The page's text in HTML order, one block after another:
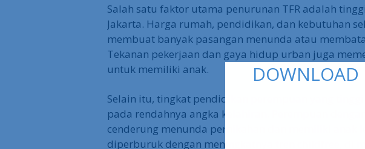
DOWNLOAD
Salah satu faktor utama penurunan TFR adalah
Jakarta. Harga rumah, pendidikan, dan kebutuhan
membuat banyak pasangan menunda atau
Tekanan pekerjaan dan gaya hidup urban juga
untuk memiliki anak.
Selain itu, tingkat pendidikan perempuan yang
pada rendahnya angka kelahiran. Perempuan
cenderung menunda pernikahan dan memiliki anak
diperburuk dengan meningkatnya tren childfree, di